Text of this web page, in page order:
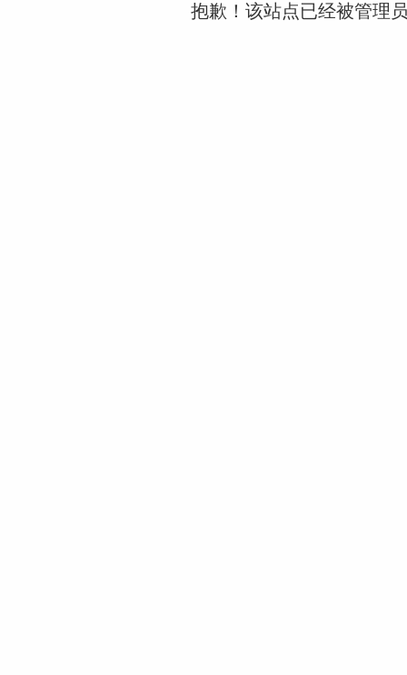
抱歉！该站点已经被管理